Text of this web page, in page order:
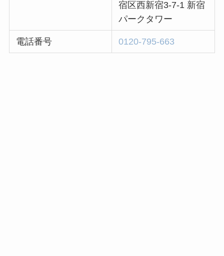
宿区西新宿3-7-1 新宿
パークタワー
電話番号 0120-795-663